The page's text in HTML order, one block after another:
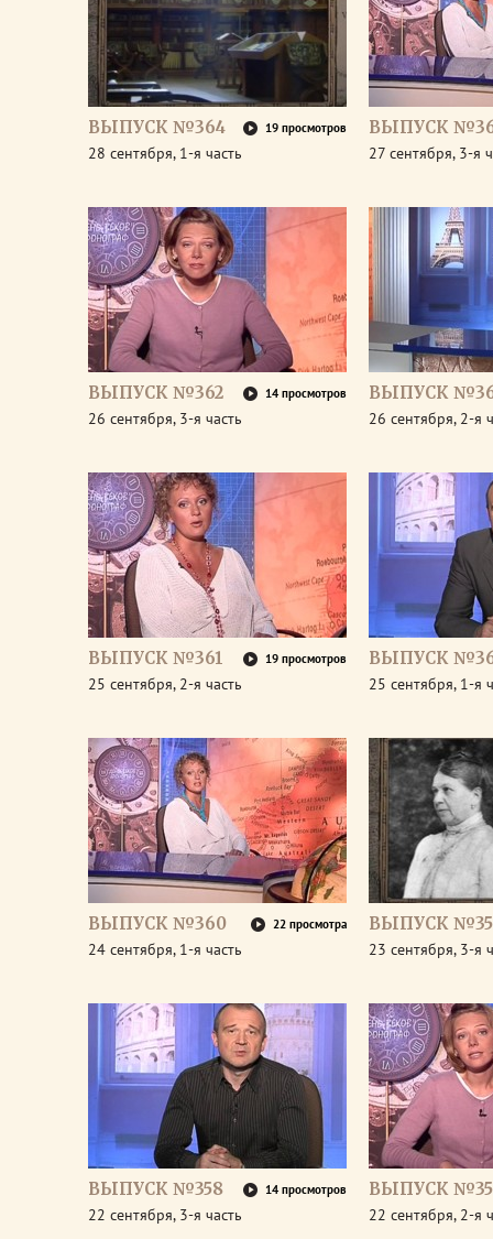
ВЫПУСК №364 19 просмотров
28 сентября, 1-я часть
ВЫПУСК
27 сентября, 3-я
ВЫПУСК №362 14 просмотров
26 сентября, 3-я часть
ВЫПУСК
26 сентября, 2-я
ВЫПУСК №361 19 просмотров
25 сентября, 2-я часть
ВЫПУСК
25 сентября, 1-я
ВЫПУСК №360 22 просмотра
24 сентября, 1-я часть
ВЫПУСК
23 сентября, 3-я
ВЫПУСК №358 14 просмотров
22 сентября, 3-я часть
ВЫПУСК
22 сентября, 2-я